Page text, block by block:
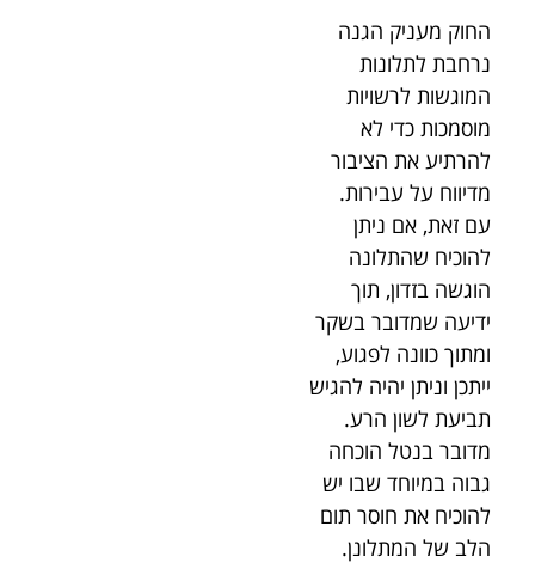
החוק מעניק הגנה
נרחבת לתלונות
המוגשות לרשויות
מוסמכות כדי לא
להרתיע את הציבור
מדיווח על עבירות.
עם זאת, אם ניתן
להוכיח שהתלונה
הוגשה בזדון, תוך
ידיעה שמדובר בשקר
ומתוך כוונה לפגוע,
ייתכן וניתן יהיה להגיש
תביעת לשון הרע.
מדובר בנטל הוכחה
גבוה במיוחד שבו יש
להוכיח את חוסר תום
הלב של המתלונן.